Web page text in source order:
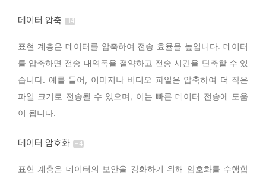
데이터 압축
표현 계층은 데이터를 압축하여 전송 효율을 높입니다. 데이터
를 압축하면 전송 대역폭을 절약하고 전송 시간을 단축할 수 있
습니다. 예를 들어, 이미지나 비디오 파일은 압축하여 더 작은
파일 크기로 전송될 수 있으며, 이는 빠른 데이터 전송에 도움
이 됩니다.
데이터 암호화
표현 계층은 데이터의 보안을 강화하기 위해 암호화를 수행합